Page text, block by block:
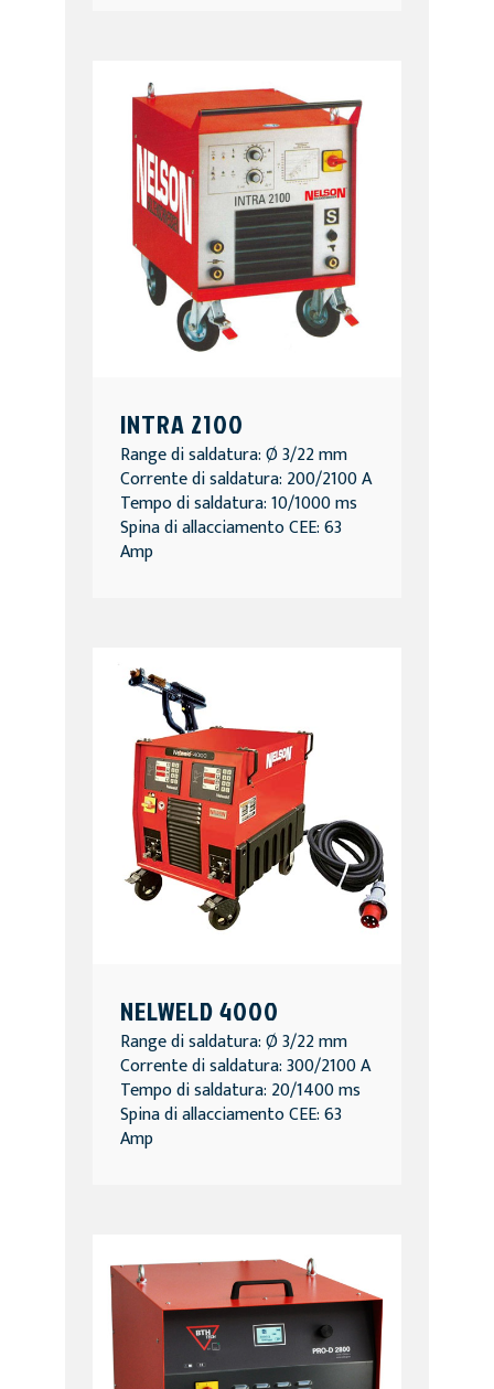
INTRA 2100
Range di saldatura: Ø 3/22 mm
Corrente di saldatura: 200/2100 A
Tempo di saldatura: 10/1000 ms
Spina di allacciamento CEE: 63
Amp
NELWELD 4000
Range di saldatura: Ø 3/22 mm
Corrente di saldatura: 300/2100 A
Tempo di saldatura: 20/1400 ms
Spina di allacciamento CEE: 63
Amp